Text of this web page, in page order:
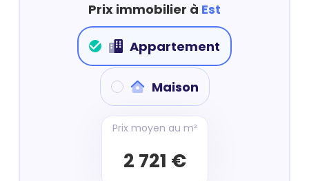
Prix immobilier à Est
Appartement
Maison
Prix moyen au m²
2 721 €